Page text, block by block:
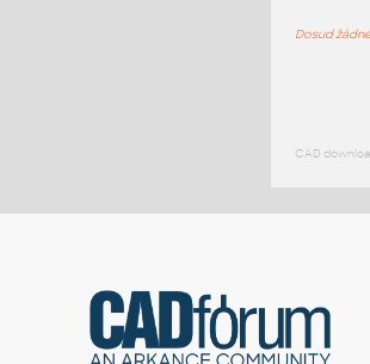
Dosud
CAD